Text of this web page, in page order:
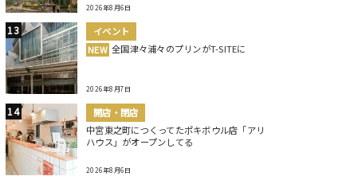
2026年8月6日
イベント
NEW 全国津々浦々のプリンがT-SITEに
2026年8月7日
開店・閉店
中宮東之町につくってたポキボウル店「アリ
ハウス」がオープンしてる
2026年8月6日